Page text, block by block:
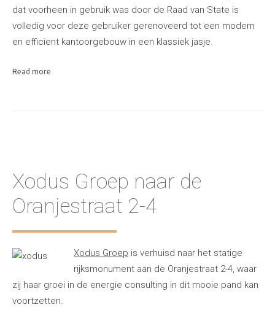
dat voorheen in gebruik was door de Raad van State is
volledig voor deze gebruiker gerenoveerd tot een modern
en efficient kantoorgebouw in een klassiek jasje.
Read more
Xodus Groep naar de
Oranjestraat 2-4
Xodus Groep is verhuisd naar het statige
rijksmonument aan de Oranjestraat 2-4, waar
zij haar groei in de energie consulting in dit mooie pand kan
voortzetten.